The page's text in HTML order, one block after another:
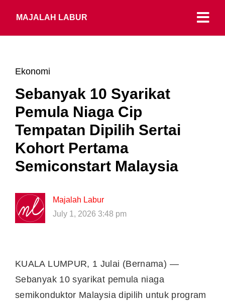
MAJALAH LABUR
Ekonomi
Sebanyak 10 Syarikat
Pemula Niaga Cip
Tempatan Dipilih Sertai
Kohort Pertama
Semiconstart Malaysia
Majalah Labur
July 1, 2026 3:48 pm
KUALA LUMPUR, 1 Julai (Bernama) —
Sebanyak 10 syarikat pemula niaga
semikonduktor Malaysia dipilih untuk program